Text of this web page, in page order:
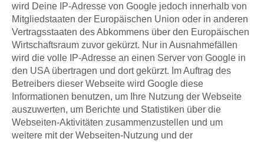
wird Deine IP-Adresse von Google jedoch innerhalb von
Mitgliedstaaten der Europäischen Union oder in anderen
Vertragsstaaten des Abkommens über den Europäischen
Wirtschaftsraum zuvor gekürzt. Nur in Ausnahmefällen
wird die volle IP-Adresse an einen Server von Google in
den USA übertragen und dort gekürzt. Im Auftrag des
Betreibers dieser Webseite wird Google diese
Informationen benutzen, um Ihre Nutzung der Webseite
auszuwerten, um Berichte und Statistiken über die
Webseiten-Aktivitäten zusammenzustellen und um
weitere mit der Webseiten-Nutzung und der